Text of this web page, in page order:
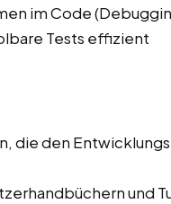
im Code
Tests effizient
die den
und